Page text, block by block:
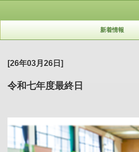
新着情報
[26年03月26日]
令和七年度最終日